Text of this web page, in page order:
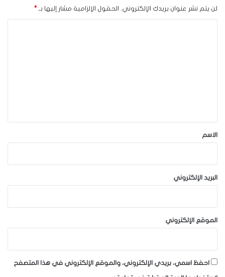
لن يتم نشر عنوان بريدك الإلكتروني. الحقول الإلزامية مشار إليها بـ *
*
الاسم
البريد الإلكتروني
الموقع الإلكتروني
احفظ اسمي، بريدي الإلكتروني، والموقع الإلكتروني في هذا المتصفح